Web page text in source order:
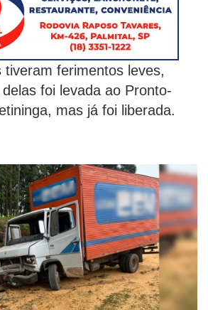
tiveram ferimentos leves,
foi levada ao Pronto-
mas já foi liberada.